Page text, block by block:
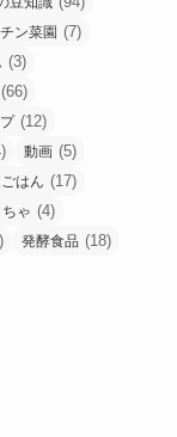
ン菜園 (7)
(3)
(66)
(12)
動画 (5)
はん (17)
ゃ (4)
発酵食品 (18)